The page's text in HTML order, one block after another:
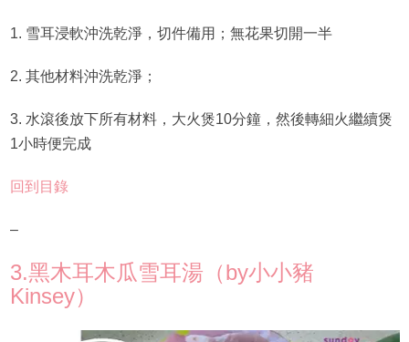
1. 雪耳浸軟沖洗乾淨，切件備用；無花果切開一半
2. 其他材料沖洗乾淨；
3. 水滾後放下所有材料，大火煲10分鐘，然後轉細火繼續煲
1小時便完成
回到目錄
–
3.黑木耳木瓜雪耳湯（by小小豬
Kinsey）